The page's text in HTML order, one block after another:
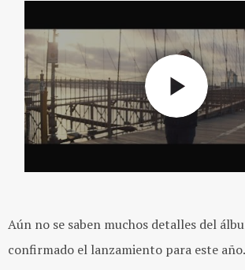
Aún no se saben muchos detalles del
confirmado el lanzamiento para este año.